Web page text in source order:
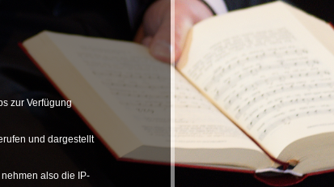
zur Verfügung
und dargestellt
also die IP-